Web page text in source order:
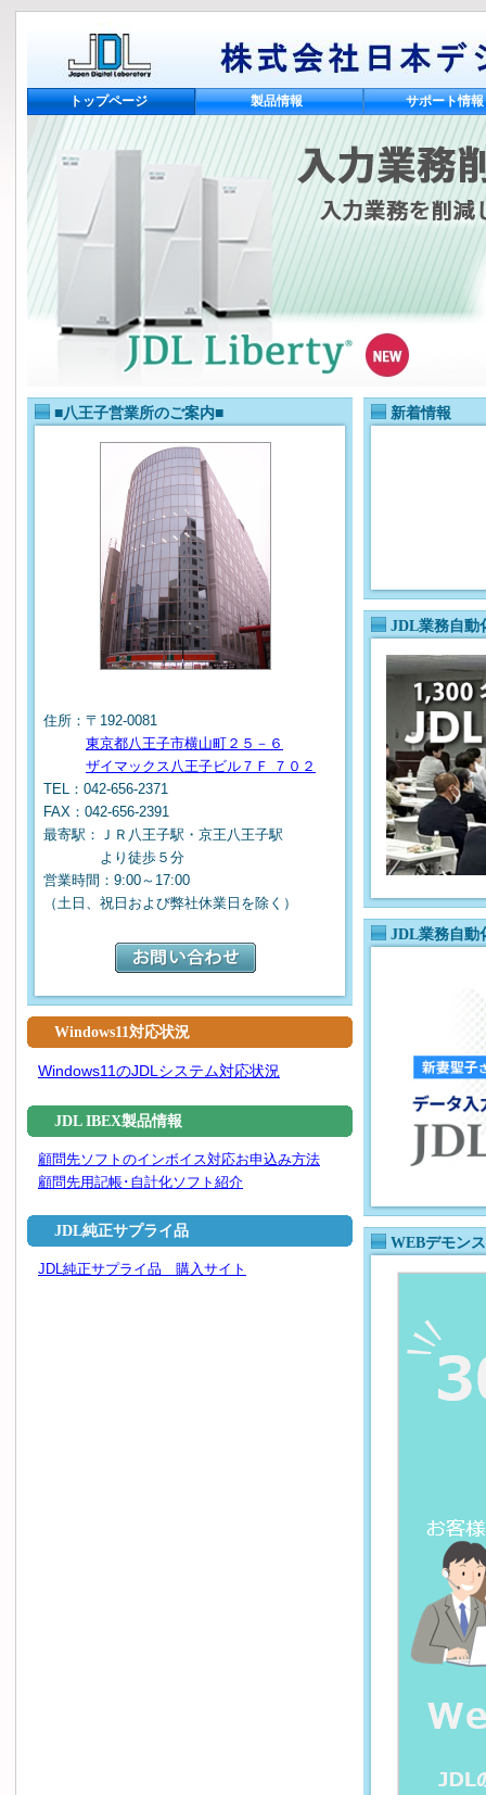
トップページ 製品情報 サポート情報
新着情報
JDL業務自動
JDL業務自動
WEBデモン
■八王子営業所のご案内■
住所：〒192-0081
東京都八王子市横山町２５－６
ザイマックス八王子ビル７Ｆ ７０２
TEL：042-656-2371
FAX：042-656-2391
最寄駅：ＪＲ八王子駅・京王八王子駅
より徒歩５分
営業時間：9:00～17:00
（土日、祝日および弊社休業日を除く）
Windows11対応状況
Windows11のJDLシステム対応状況
JDL IBEX製品情報
顧問先ソフトのインボイス対応お申込み方法
顧問先用記帳･自計化ソフト紹介
JDL純正サプライ品
JDL純正サプライ品 購入サイト